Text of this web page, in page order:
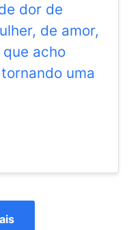
dor de
de amor,
acho
uma